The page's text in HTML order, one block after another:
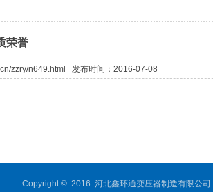
荣誉
zzry/n649.html 发布时间：2016-07-08
Copyright © 2016 河北鑫环通变压器制造有限公司